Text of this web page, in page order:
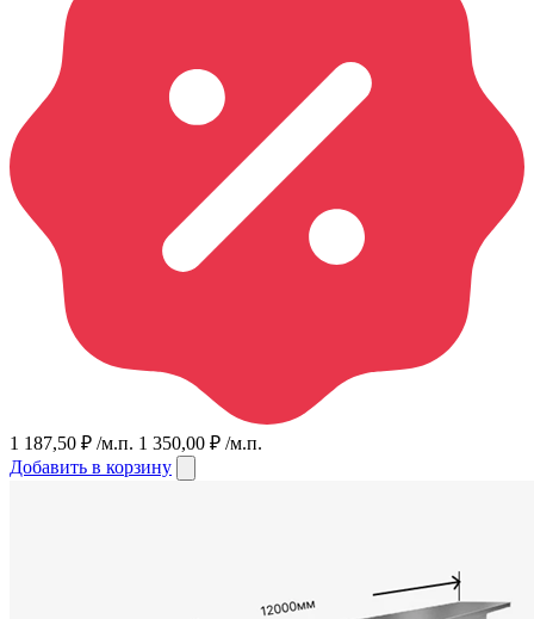
1 187,50 ₽ /м.п. 1 350,00 ₽ /м.п.
Добавить в корзину